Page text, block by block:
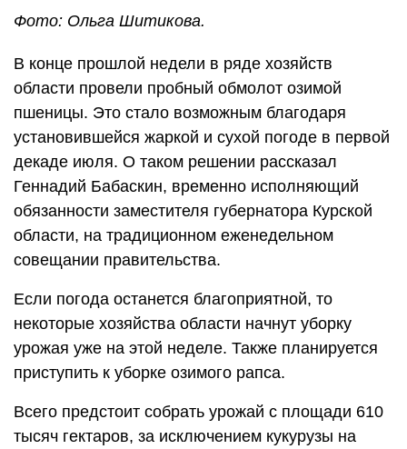
Фото: Ольга Шитикова.
В конце прошлой недели в ряде хозяйств
области провели пробный обмолот озимой
пшеницы. Это стало возможным благодаря
установившейся жаркой и сухой погоде в первой
декаде июля. О таком решении рассказал
Геннадий Бабаскин, временно исполняющий
обязанности заместителя губернатора Курской
области, на традиционном еженедельном
совещании правительства.
Если погода останется благоприятной, то
некоторые хозяйства области начнут уборку
урожая уже на этой неделе. Также планируется
приступить к уборке озимого рапса.
Всего предстоит собрать урожай с площади 610
тысяч гектаров, за исключением кукурузы на